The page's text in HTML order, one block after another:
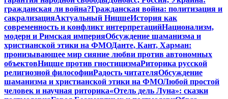
гражданская ли война?Гражданская война: политизация и
сакрализацияАктуальный НицшеИстория как
современность и конфликт интерпретацийНационализм,
модерн и Римская империяОбсуждение шаманизма и
христианской этики на ФМОДанте, Кант, Харман:
пронизывающее мир сияние любви против автономных
объектовНицше против гностицизмаРиторика русской
религиозной философииРадость читателяОбсуждение
шаманизма и христианской этики на ФМОЛюбой простой
человек и научная риторика«Отель дель Луна»: сказки